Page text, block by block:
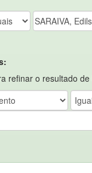
refinar o resultado de